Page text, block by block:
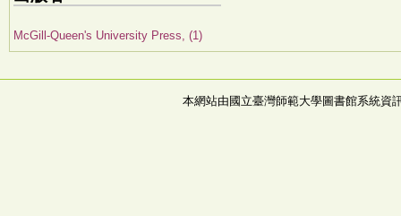
McGill-Queen's University Press, (1)
本網站由國立臺灣師範大學圖書館系統資